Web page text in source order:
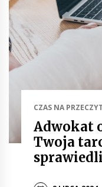
CZAS NA
Adwokat
Twoja